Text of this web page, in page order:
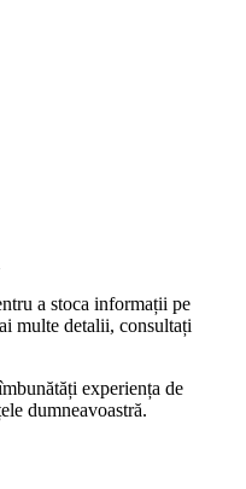
a stoca informații pe
multe detalii, consultați
experiența de
dumneavoastră.